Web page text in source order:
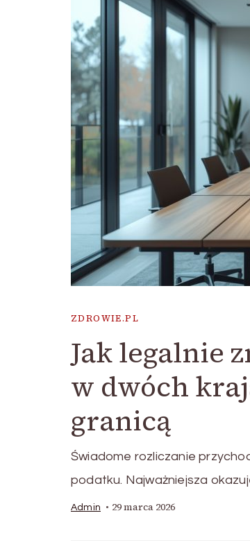
ZDROWIE.PL
Jak legalnie
w dwóch
granicą
Świadome rozliczanie
podatku. Najważniejsza
Admin 29 marca 2026